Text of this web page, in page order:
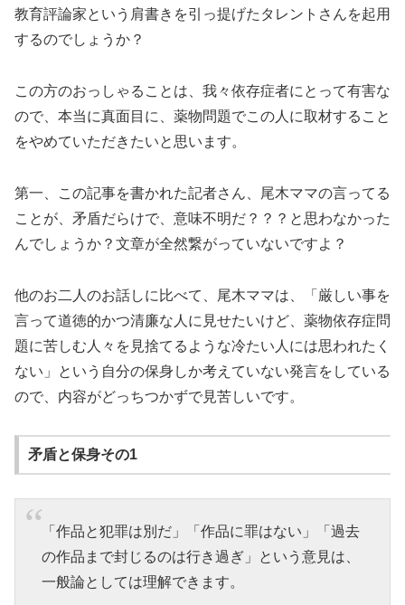
教育評論家という肩書きを引っ提げたタレントさんを起用
するのでしょうか？
この方のおっしゃることは、我々依存症者にとって有害な
ので、本当に真面目に、薬物問題でこの人に取材すること
をやめていただきたいと思います。
第一、この記事を書かれた記者さん、尾木ママの言ってる
ことが、矛盾だらけで、意味不明だ？？？と思わなかった
んでしょうか？文章が全然繋がっていないですよ？
他のお二人のお話しに比べて、尾木ママは、「厳しい事を
言って道徳的かつ清廉な人に見せたいけど、薬物依存症問
題に苦しむ人々を見捨てるような冷たい人には思われたく
ない」という自分の保身しか考えていない発言をしている
ので、内容がどっちつかずで見苦しいです。
矛盾と保身その1
「作品と犯罪は別だ」「作品に罪はない」「過去
の作品まで封じるのは行き過ぎ」という意見は、
一般論としては理解できます。